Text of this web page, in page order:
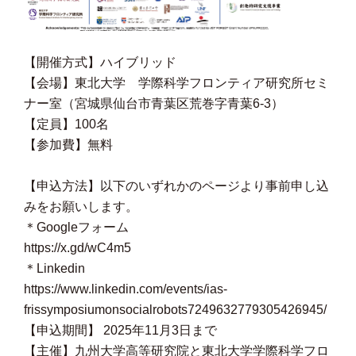
【開催方式】ハイブリッド
【会場】東北大学 学際科学フロンティア研究所セミ
ナー室（宮城県仙台市青葉区荒巻字青葉6-3）
【定員】100名
【参加費】無料
【申込方法】以下のいずれかのページより事前申し込
みをお願いします。
＊Googleフォーム
https://x.gd/wC4m5
＊Linkedin
https://www.linkedin.com/events/ias-
frissymposiumonsocialrobots7249632779305426945/
【申込期間】 2025年11月3日まで
【主催】九州大学高等研究院と東北大学学際科学フロ